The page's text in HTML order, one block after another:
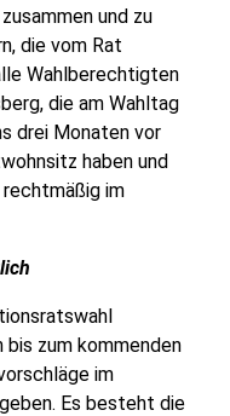
und zu
die vom Rat
Wahlberechtigten
die am Wahltag
drei Monaten vor
haben und
im
bis zum kommenden
im
Es besteht die